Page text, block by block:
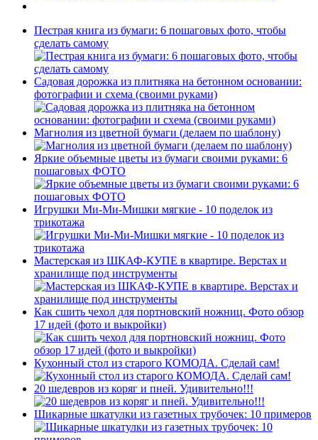
Пестрая книга из бумаги: 6 пошаговых фото, чтобы
сделать самому
Садовая дорожка из плитняка на бетонном основании:
фотографии и схема (своими руками)
Магнолия из цветной бумаги (делаем по шаблону)
Яркие объемные цветы из бумаги своими руками: 6
пошаговых ФОТО
Игрушки Ми-Ми-Мишки мягкие - 10 поделок из
трикотажа
Мастерская из ШКАФ-КУПЕ в квартире. Верстах и
хранилище под инструменты
Как сшить чехол для портновский ножниц. Фото обзор
17 идей (фото и выкройки)
Кухонный стол из старого КОМОДА. Сделай сам!
20 шедевров из коряг и пней. Удивительно!!!
Шикарные шкатулки из газетных трубочек: 10 примеров